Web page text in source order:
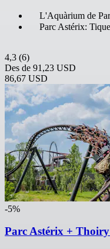
L'Aquàrium de
Parc Astérix:
4,3 (6)
Des de 91,23 USD
86,67 USD
-5%
Parc Astérix +